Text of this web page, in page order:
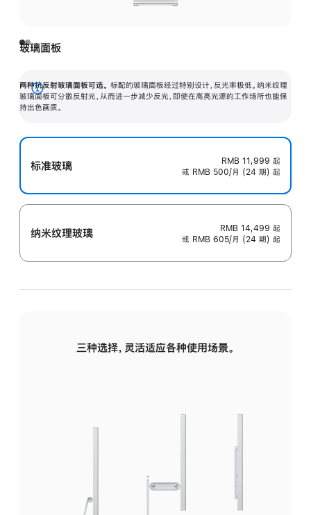
玻璃面板
两种抗反射玻璃面板可选。 标配的玻璃面板经过特别设计，反光率极低。纳米纹理
玻璃面板可分散反射光，从而进一步减少反光，即使在高亮光源的工作场所也能保
持出色画质。
展
开
标准玻璃 RMB 11,999 起
或 RMB 500/月 (24 期) 起
纳米纹理玻璃 RMB 14,499 起
或 RMB 605/月 (24 期) 起
三种选择，灵活适应各种使用场景。